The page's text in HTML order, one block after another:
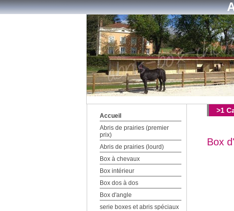
Accueil
Abris de prairies (premier
prix)
Abris de prairies (lourd)
Box à chevaux
Box intérieur
Box dos à dos
Box d'angle
serie boxes et abris spéciaux
>1
Box